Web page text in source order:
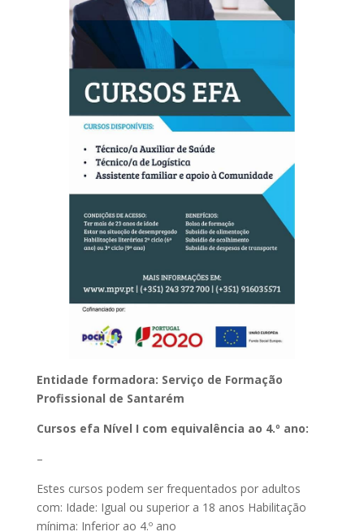
Entidade formadora: Serviço de Formação
Profissional de Santarém
Cursos efa Nível I com equivalência ao 4.º ano:
–
Estes cursos podem ser frequentados por adultos
com: Idade: Igual ou superior a 18 anos Habilitação
mínima: Inferior ao 4.º ano